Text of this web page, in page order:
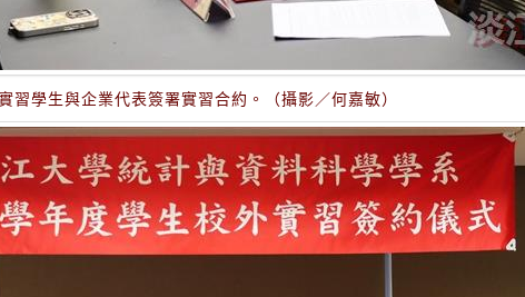
習學生與企業代表簽署實習合約。（攝影／何嘉敏）